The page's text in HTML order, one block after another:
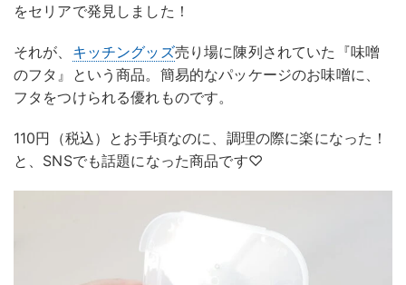
をセリアで発見しました！
それが、 キッチングッズ売り場に陳列されていた『味噌
のフタ』という商品。簡易的なパッケージのお味噌に、
フタをつけられる優れものです。
110円（税込）とお手頃なのに、調理の際に楽になった！
と、SNSでも話題になった商品です♡